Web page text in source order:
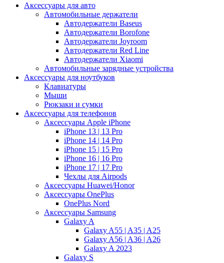
Аксессуары для авто
Автомобильные держатели
Автодержатели Baseus
Автодержатели Borofone
Автодержатели Joyroom
Автодержатели Red Line
Автодержатели Xiaomi
Автомобильные зарядные устройства
Аксессуары для ноутбуков
Клавиатуры
Мыши
Рюкзаки и сумки
Аксессуары для телефонов
Аксессуары Apple iPhone
iPhone 13 | 13 Pro
iPhone 14 | 14 Pro
iPhone 15 | 15 Pro
iPhone 16 | 16 Pro
iPhone 17 | 17 Pro
Чехлы для Airpods
Аксессуары Huawei/Honor
Аксессуары OnePlus
OnePlus Nord
Аксессуары Samsung
Galaxy A
Galaxy A55 | A35 | A25
Galaxy A56 | A36 | A26
Galaxy A 2023
Galaxy S